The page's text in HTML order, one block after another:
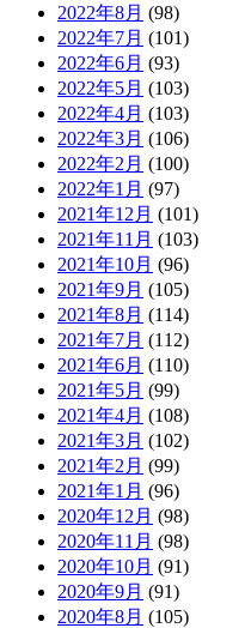
2022年8月 (98)
2022年7月 (101)
2022年6月 (93)
2022年5月 (103)
2022年4月 (103)
2022年3月 (106)
2022年2月 (100)
2022年1月 (97)
2021年12月 (101)
2021年11月 (103)
2021年10月 (96)
2021年9月 (105)
2021年8月 (114)
2021年7月 (112)
2021年6月 (110)
2021年5月 (99)
2021年4月 (108)
2021年3月 (102)
2021年2月 (99)
2021年1月 (96)
2020年12月 (98)
2020年11月 (98)
2020年10月 (91)
2020年9月 (91)
2020年8月 (105)